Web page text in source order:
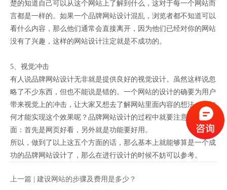
楚的知道自己可以从这个网站上了解到什么，这对于每一个网站而
言都是一样的。如果一个品牌网站设计混乱，浏览者都不知道可以
看什么内容，那么他们通常会直接离开，因为他们已经对你的网站
没有了兴趣，这样的网站设计注定就是不成功的。
5、视觉冲击
有人说品牌网站设计无非就是提供良好的视觉设计。虽然这样说忽
略了不少东西，但也不能说是错的。一个网站的设计的确要为用户
带来视觉上的冲击，让大家又想去了解网站里面内容的想法。那如
何才能实现这个效果呢？品牌网站设计的过程中就要注意两个方
面：首先是网页好看，另外就是功能要好用。
所以，做到了以上这五个方面的话，那么基本上就能够算是一个成
功的品牌网站设计了，那么在进行设计的时候不妨可以参考。
上一篇 | 建设网站的步骤及费用是多少？